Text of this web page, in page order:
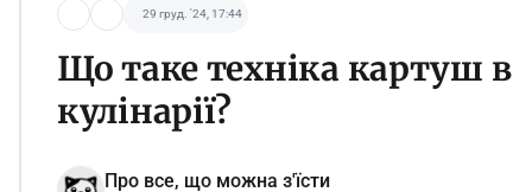
29 груд. '24, 17:44
Що таке техніка картуш в
кулінарії?
Про все, що можна з'їсти